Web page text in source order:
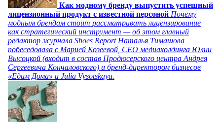
Как модному бренду выпустить успешный
лицензионный продукт с известной персоной Почему
модным брендам стоит рассматривать лицензирование
как стратегический инструмент — об этом главный
редактор журнала Shoes Report Наталья Тимашова
побеседовала с Марией Козеевой, СЕО медиахолдинга Юлии
Высоцкой (входит в состав Продюсерского центра Андрея
Сергеевича Кончаловского) и бренд-директором бизнесов
«Едим Дома» и Julia Vysotskaya.